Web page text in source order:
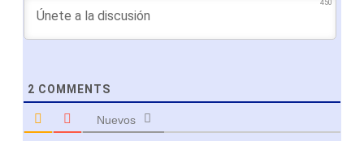
450
2 COMMENTS
Nuevos